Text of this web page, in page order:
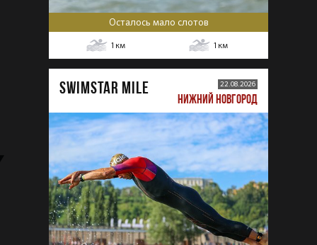
Осталось мало слотов
1 км 1 км
SWIMSTAR MILE 22.08.2026
НИЖНИЙ НОВГОРОД